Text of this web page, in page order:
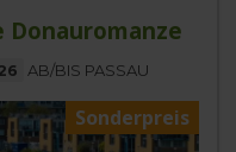
Donauromanze
AB/BIS PASSAU
Sonderpreis